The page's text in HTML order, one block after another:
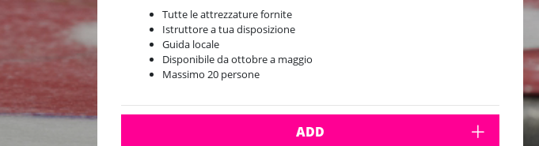
Tutte le attrezzature fornite
Istruttore a tua disposizione
Guida locale
Disponibile da ottobre a maggio
Massimo 20 persone
ADD